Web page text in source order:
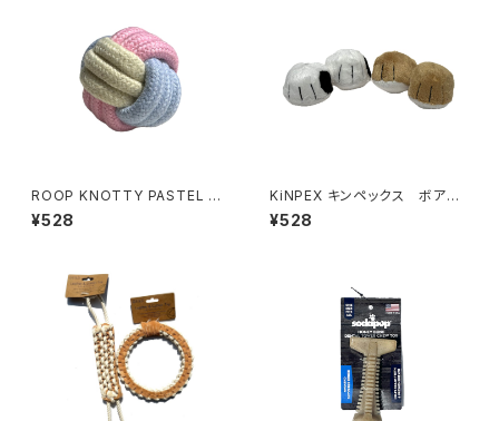
ROOP KNOTTY PASTEL BA
LL ループ ノッティー パステル
ボール
¥528
KiNPEX キンペックス ボアト
ーイ だる足 & ブル足
¥528